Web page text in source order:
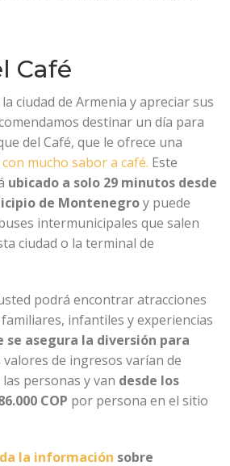
Café
ciudad de Armenia y apreciar sus
destinar un día para
del Café, que le ofrece una
con mucho sabor a café. Este
ubicado a solo 29 minutos desde
de Montenegroy puede
intermunicipales que salen
ciudad o la terminal de
podrá encontrar atracciones
infantiles y experiencias
se asegura la diversión para
valores de ingresos varían de
personas y van desde los
COP por persona en el sitio
la información sobre